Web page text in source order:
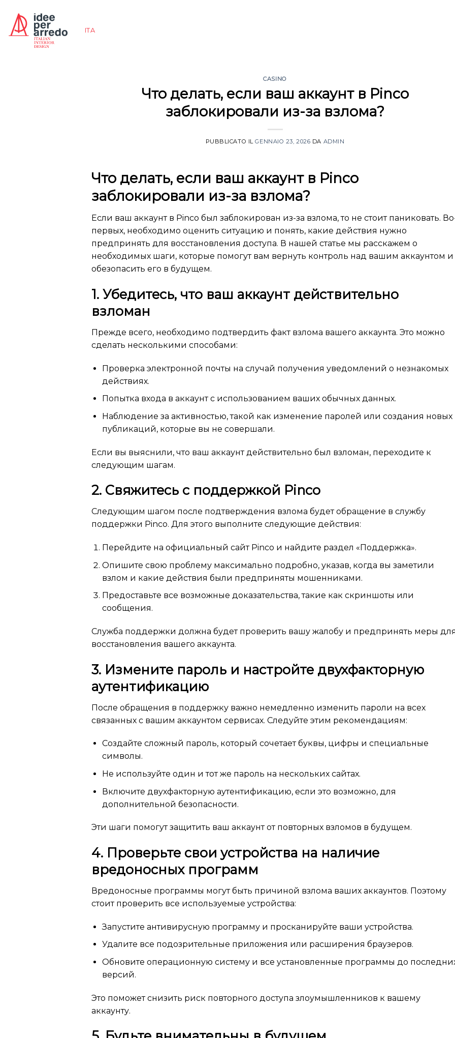
contenuti
ITA
CASINO
Что делать, если ваш аккаунт в Pinco
заблокировали из-за взлома?
PUBBLICATO ILGENNAIO 23, 2026 DA ADMIN
Что делать, если ваш аккаунт в Pinco
заблокировали из-за взлома?
Если ваш аккаунт в Pinco был заблокирован из-за взлома, то не стоит паниковать.
первых, необходимо оценить ситуацию и понять, какие действия нужно
предпринять для восстановления доступа. В нашей статье мы расскажем о
необходимых шаги, которые помогут вам вернуть контроль над вашим аккаунтом и
обезопасить его в будущем.
1. Убедитесь, что ваш аккаунт действительно
взломан
Прежде всего, необходимо подтвердить факт взлома вашего аккаунта. Это можно
сделать несколькими способами:
Проверка электронной почты на случай получения уведомлений о незнакомых
действиях.
Попытка входа в аккаунт с использованием ваших обычных данных.
Наблюдение за активностью, такой как изменение паролей или создания новых
публикаций, которые вы не совершали.
Если вы выяснили, что ваш аккаунт действительно был взломан, переходите к
следующим шагам.
2. Свяжитесь с поддержкой Pinco
Следующим шагом после подтверждения взлома будет обращение в службу
поддержки Pinco. Для этого выполните следующие действия:
Перейдите на официальный сайт Pinco и найдите раздел «Поддержка».
Опишите свою проблему максимально подробно, указав, когда вы заметили
взлом и какие действия были предприняты мошенниками.
Предоставьте все возможные доказательства, такие как скриншоты или
сообщения.
Служба поддержки должна будет проверить вашу жалобу и предпринять меры
восстановления вашего аккаунта.
3. Измените пароль и настройте двухфакторную
аутентификацию
После обращения в поддержку важно немедленно изменить пароли на всех
связанных с вашим аккаунтом сервисах. Следуйте этим рекомендациям:
Создайте сложный пароль, который сочетает буквы, цифры и специальные
символы.
Не используйте один и тот же пароль на нескольких сайтах.
Включите двухфакторную аутентификацию, если это возможно, для
дополнительной безопасности.
Эти шаги помогут защитить ваш аккаунт от повторных взломов в будущем.
4. Проверьте свои устройства на наличие
вредоносных программ
Вредоносные программы могут быть причиной взлома ваших аккаунтов. Поэтому
стоит проверить все используемые устройства:
Запустите антивирусную программу и просканируйте ваши устройства.
Удалите все подозрительные приложения или расширения браузеров.
Обновите операционную систему и все установленные программы до
версий.
Это поможет снизить риск повторного доступа злоумышленников к вашему
аккаунту.